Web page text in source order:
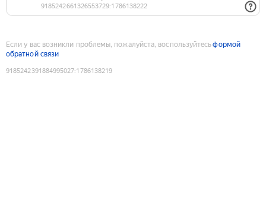
Если у вас возникли проблемы, пожалуйста, воспользуйтесьформой
обратной связи
9185242391884995027:1786138219